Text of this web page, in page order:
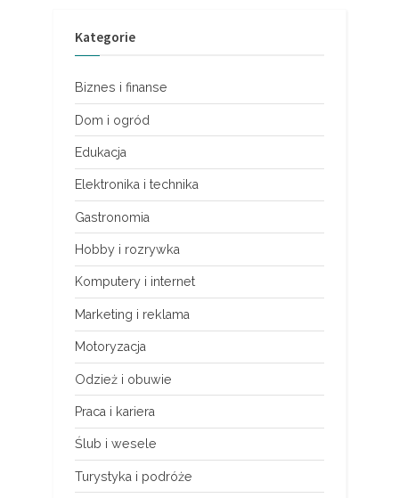
Kategorie
Biznes i finanse
Dom i ogród
Edukacja
Elektronika i technika
Gastronomia
Hobby i rozrywka
Komputery i internet
Marketing i reklama
Motoryzacja
Odzież i obuwie
Praca i kariera
Ślub i wesele
Turystyka i podróże